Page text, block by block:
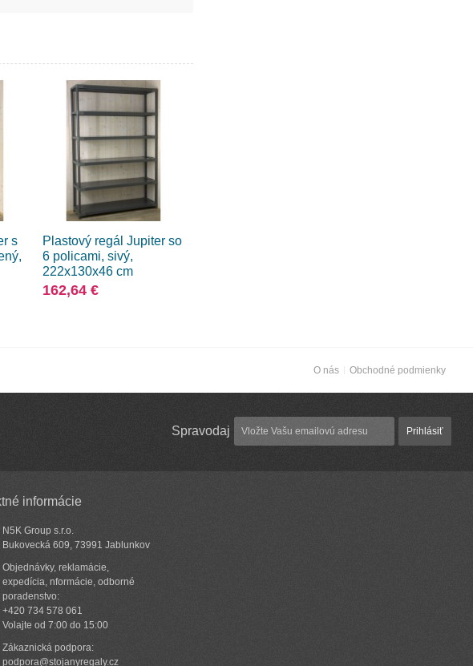
s
Plastový regál Jupiter so
6 policami, sivý,
222x130x46 cm
162,64 €
O nás Obchodné podmienky
Spravodaj Prihlásiť
informácie
N5K Group s.r.o.
Bukovecká 609, 73991 Jablunkov
Objednávky, reklamácie,
expedícia, nformácie, odborné
poradenstvo:
+420 734 578 061
Volajte od 7:00 do 15:00
Zákaznická podpora:
podpora@stojanyregaly.cz